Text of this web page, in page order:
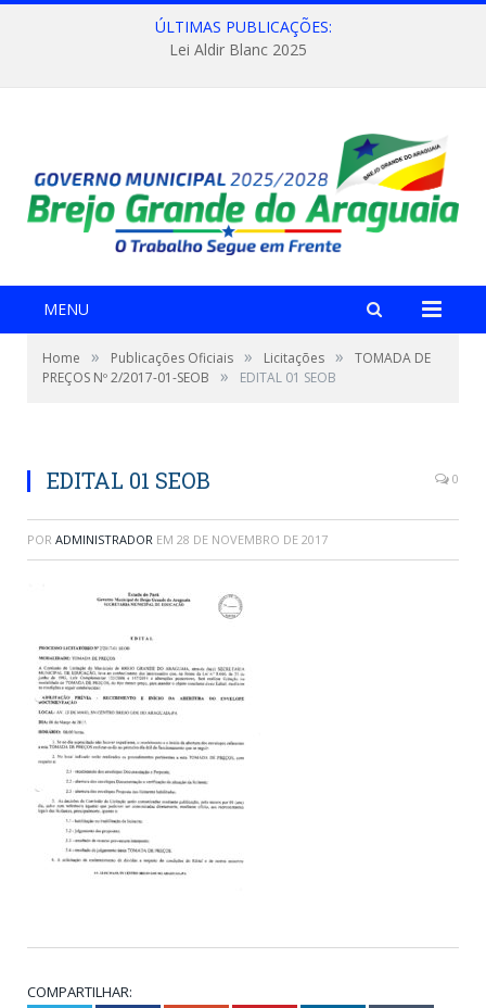
ÚLTIMAS PUBLICAÇÕES:
Lei Aldir Blanc 2025
MENU
Home » Publicações Oficiais » Licitações »
TOMADA DE
PREÇOS Nº 2/2017-01-SEOB
» EDITAL 01 SEOB
EDITAL 01 SEOB 0
POR ADMINISTRADOR EM 28 DE NOVEMBRO DE 2017
COMPARTILHAR: